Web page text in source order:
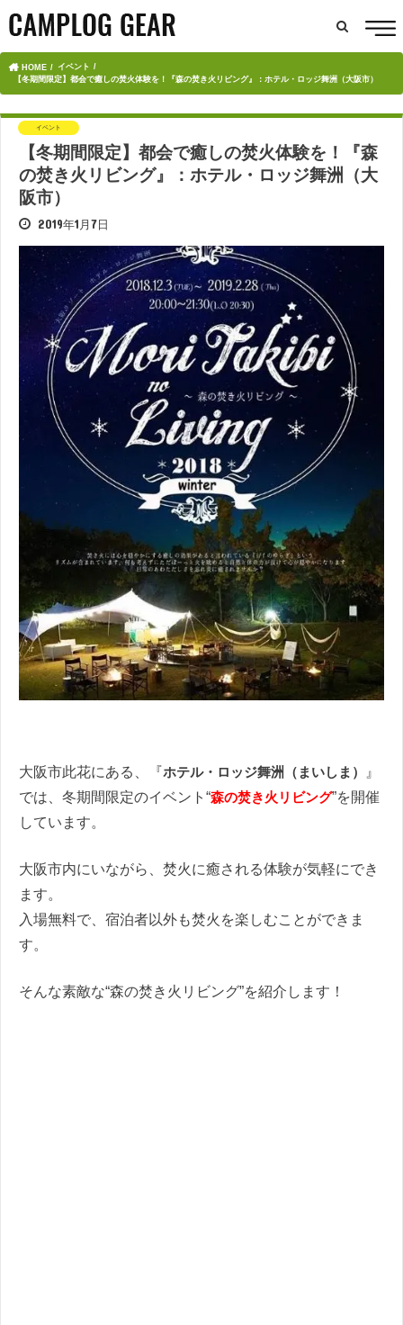
HOME
イベント
【冬期間限定】都会で癒しの焚火体験を！『森の焚き火リビング』：ホテル・ロッジ舞洲（大阪市）
イベント
【冬期間限定】都会で癒しの焚火体験を！『森
の焚き火リビング』：ホテル・ロッジ舞洲（大
阪市）
2019年1月7日
大阪市此花にある、『ホテル・ロッジ舞洲（まいしま）
』
では、冬期間限定のイベント“森の焚き火リビング”を開催
しています。
大阪市内にいながら、焚火に癒される体験が気軽にでき
ます。
入場無料で、宿泊者以外も焚火を楽しむことができま
す。
そんな素敵な“森の焚き火リビング”を紹介します！